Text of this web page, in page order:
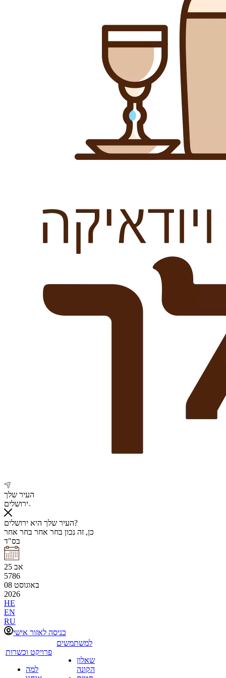
העיר שלך
ירושלים
העיר שלך היא ירושלים?
כן, זה נכון בחר אחר בחר אחר
בס"ד
25 אב
5786
08 באוגוסט
2026
HE
EN
RU
כניסה לאזור אישי
פרויקט וכשרות
למה
למשתמשים
שאלון
הקונה